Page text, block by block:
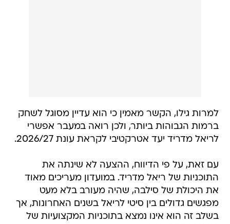
למרות גילו, הקשר מאמין כי הוא עדיין מסוגל לשחק
ברמות הגבוהות ביותר, ולכן רואה במעבר אפשרי
לריאל מדריד יעד אטרקטיבי לקראת עונת 2026/27.
עם זאת, על פי הדיווח, ההצעה לא שינתה את
התוכניות של ריאל מדריד. במועדון מעריכים מאוד
את היכולת של סילבה, שהיה מעורב בלא מעט
מפגשים גדולים בין סיטי לריאל בשנים האחרונות, אך
בשלב זה הוא אינו נמצא בתוכניות המקצועיות של